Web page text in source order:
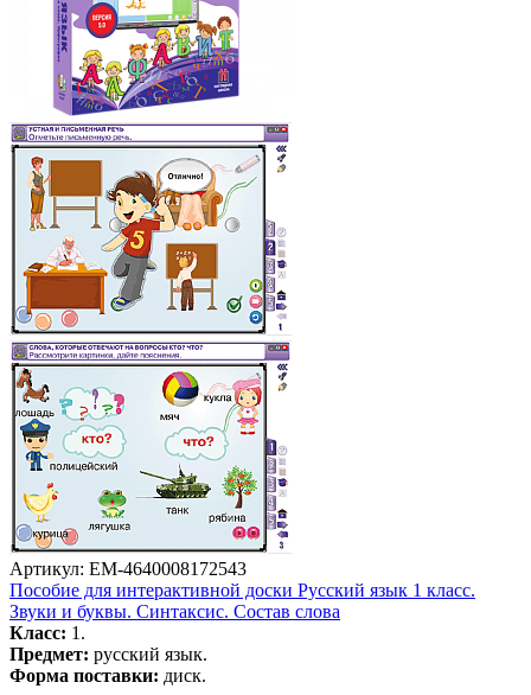
Артикул: EM-4640008172543
Пособие для интерактивной доски Русский язык 1 класс.
Звуки и буквы. Синтаксис. Состав слова
Класс: 1.
Предмет: русский язык.
Форма поставки: диск.